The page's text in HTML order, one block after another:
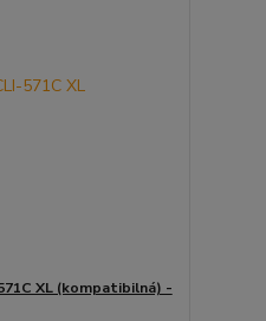
XL (kompatibilná) -